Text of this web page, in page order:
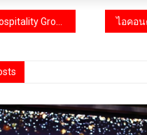
ว
หาร Shama Hub Ladprao เสริมแกร่งพอร์ตเซอร์วิสอพาร์ตเมนต์